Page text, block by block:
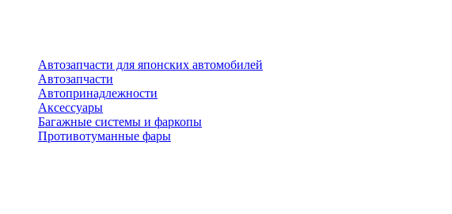
Автозапчасти для японских автомобилей
Автозапчасти
Автопринадлежности
Аксессуары
Багажные системы и фаркопы
Противотуманные фары